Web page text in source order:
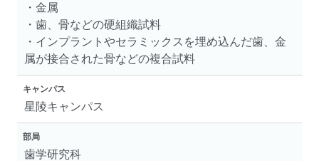
・金属
・歯、骨などの硬組織試料
・インプラントやセラミックスを埋め込んだ歯、金
属が接合された骨などの複合試料
キャンパス
星陵キャンパス
部局
歯学研究科